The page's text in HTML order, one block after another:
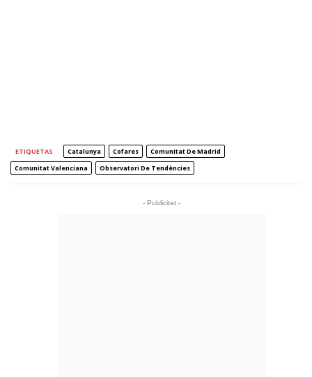
ETIQUETAS Catalunya Cofares
Comunitat De Madrid
Comunitat Valenciana
Observatori De Tendències
- Publicitat -